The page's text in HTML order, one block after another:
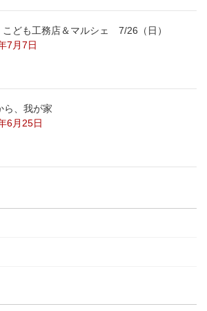
こども工務店＆マルシェ 7/26（日）
7月7日
ら、我が家
6月25日